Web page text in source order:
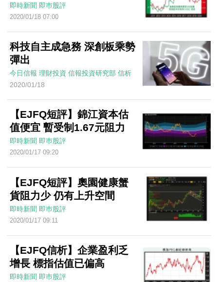
即時新聞 即巿股評
2020/01/18 07:00
科技自主成急務 深創板乘勢
彈出
今日信報 理財投資 信報投資研究部 信析
2020/01/18
【EJFQ短評】錦江資本估
值便宜 暫受制1.67元阻力
即時新聞 即巿股評
2020/01/17 09:20
【EJFQ短評】奧園健康蟹
貨阻力少 仍有上升空間
即時新聞 即巿股評
2020/01/17 09:11
【EJFQ信析】企業盈利乏
增長 標指估值已偏高
即時新聞 即巿股評